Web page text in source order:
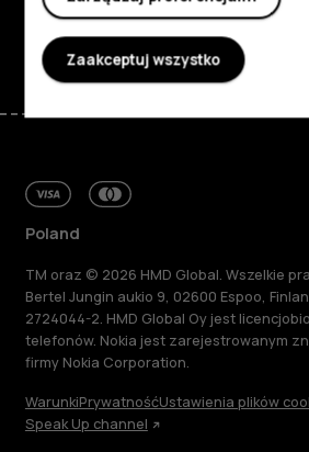
Poland
TM oraz © 2026 HMD Global. Wszelkie
Bertel Jungin aukio 9, 02600 Espoo,
2724044-2. HMD Global Oy jest
telefonów. Nokia jest zarejestrowanym
firmy Nokia Corporation.
WarunkiPrywatnośćUstawienia plików
Speak Up channel
Zaakceptuj wszystko